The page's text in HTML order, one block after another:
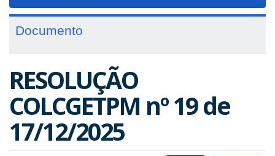
Documento
RESOLUÇÃO
COLCGETPM nº 19 de
17/12/2025